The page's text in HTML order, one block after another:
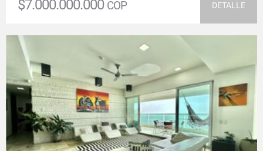
$7.000.000.000 COP DETALLE
VER DETALLES